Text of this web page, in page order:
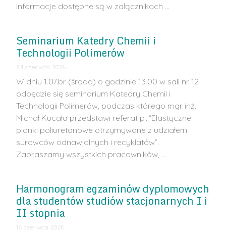
informacje dostępne są w załącznikach …
Seminarium Katedry Chemii i
Technologii Polimerów
24 czerwca 2026
W dniu 1.07.br (środa) o godzinie 13.00 w sali nr 12
odbędzie się seminarium Katedry Chemii i
Technologii Polimerów, podczas którego mgr inż.
Michał Kucała przedstawi referat pt.“Elastyczne
pianki poliuretanowe otrzymywane z udziałem
surowców odnawialnych i recyklatów”.
Zapraszamy wszystkich pracowników, …
Harmonogram egzaminów dyplomowych
dla studentów studiów stacjonarnych I i
II stopnia
18 czerwca 2026